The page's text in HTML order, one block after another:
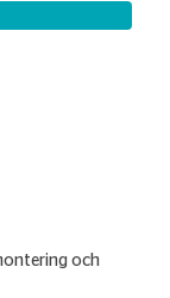
och